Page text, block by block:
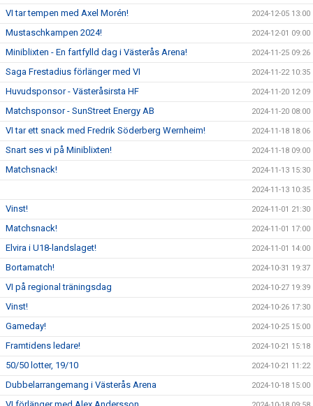
VI tar tempen med Axel Morén! 2024-12-05 13:00
Mustaschkampen 2024! 2024-12-01 09:00
Miniblixten - En fartfylld dag i Västerås Arena! 2024-11-25 09:26
Saga Frestadius förlänger med VI 2024-11-22 10:35
Huvudsponsor - Västeråsirsta HF 2024-11-20 12:09
Matchsponsor - SunStreet Energy AB 2024-11-20 08:00
VI tar ett snack med Fredrik Söderberg Wernheim! 2024-11-18 18:06
Snart ses vi på Miniblixten! 2024-11-18 09:00
Matchsnack! 2024-11-13 15:30
2024-11-13 10:35
Vinst! 2024-11-01 21:30
Matchsnack! 2024-11-01 17:00
Elvira i U18-landslaget! 2024-11-01 14:00
Bortamatch! 2024-10-31 19:37
VI på regional träningsdag 2024-10-27 19:39
Vinst! 2024-10-26 17:30
Gameday! 2024-10-25 15:00
Framtidens ledare! 2024-10-21 15:18
50/50 lotter, 19/10 2024-10-21 11:22
Dubbelarrangemang i Västerås Arena 2024-10-18 15:00